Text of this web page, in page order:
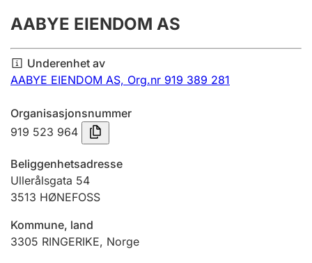
Årsregnskap
Innsending og forsinkelsesgebyr
Tinglysing
Jeger
Betaling og jegeravgiftskort
Ektepaktveileder
AABYE EIENDOM AS
Underenhet av
AABYE EIENDOM AS, Org.nr 919 389 281
Organisasjonsnummer
919 523 964
Beliggenhetsadresse
Ullerålsgata 54
3513 HØNEFOSS
Kommune, land
3305 RINGERIKE, Norge